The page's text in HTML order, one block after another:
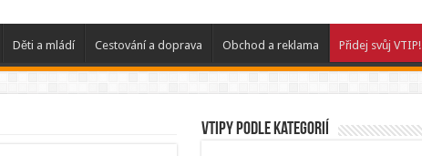
Děti a mládí Cestování a doprava Obchod a reklama Přidej svůj VTIP!
Vtipy podle kategorií